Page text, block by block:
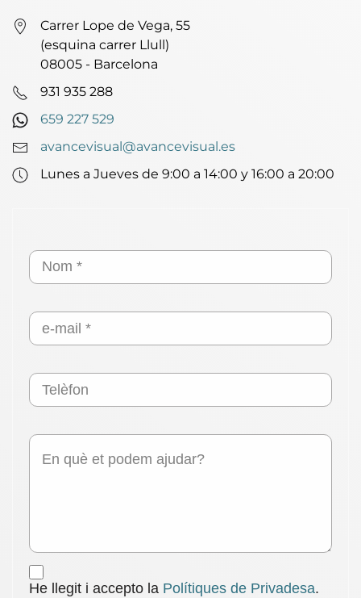
Carrer Lope de Vega, 55
(esquina carrer Llull)
08005 - Barcelona
931 935 288
659 227 529
avancevisual@avancevisual.es
Lunes a Jueves de 9:00 a 14:00 y 16:00 a 20:00
He llegit i accepto la Polítiques de Privadesa.